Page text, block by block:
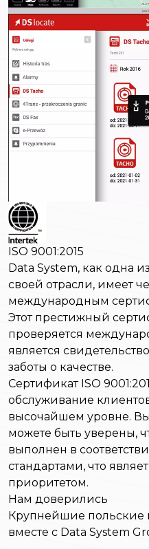
ISO 9001:2015
Data System, как одна
своей отрасли, имеет
международным
Этот престижный
проверяется
является
заботы о качестве.
Сертификат ISO
обслуживание
высочайшем уровне.
можете быть уверены,
выполнен в
стандартами, что
приоритетом.
Нам доверились
Крупнейшие польские
вместе с Data System